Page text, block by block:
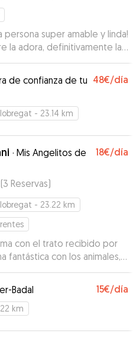
persona super amable y linda!
la adora, definitivamente la
confiable y responsable!! 10
de confianza de tu 48€/día
- 23.14 km
· Mis Angelitos de
18€/día
(3 Reservas)
- 23.22 km
con el trato recibido por
fantástica con los animales,
que he dejado mi perro
y en 8 años nunca lo había
ha sido una experiencia
ha estado todos los días
maravillosa con los
Badal 15€/día
km